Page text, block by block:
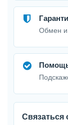
Обмен и
Связаться